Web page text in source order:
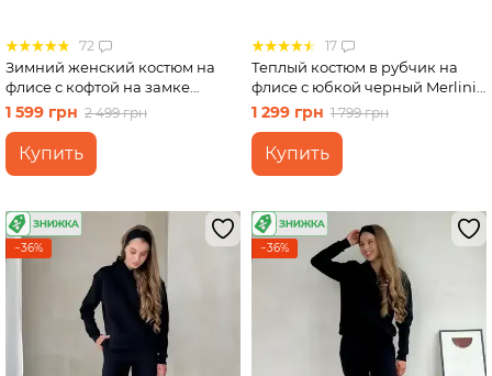
72
Зимний женский костюм на
флисе с кофтой на замке
черный Merlini Версаль
100001121, размер 50-52 (2XL-
3XL)
1 599 грн 2 499 грн
Купить
17
Теплый костюм в рубчик на
флисе с юбкой черный Merlini
Арно 100001341 размер 2XL-
3XL (50-52)
1 299 грн 1 799 грн
Купить
−36% −36%